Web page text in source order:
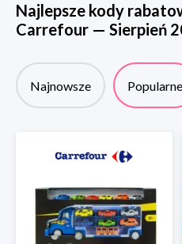
Najlepsze kody
Carrefour — Sierpień
Najnowsze Popularne